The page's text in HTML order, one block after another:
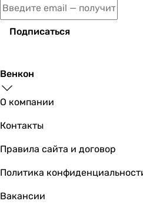
Подписаться
Венкон
О компании
Контакты
Правила сайта и договор
Политика
Вакансии